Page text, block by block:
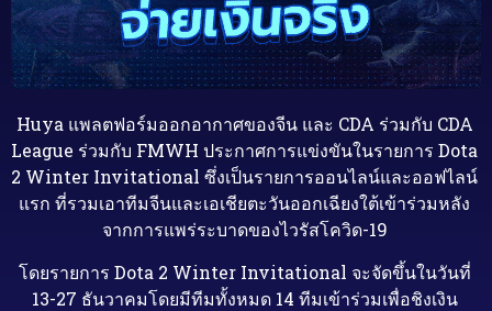
Huya แพลตฟอร์มออกอากาศของจีน และ CDA ร่วมกับ CDA
League ร่วมกับ FMWH ประกาศการแข่งขันในรายการ Dota
2 Winter Invitational ซึ่งเป็นรายการออนไลน์และออฟไลน์
แรก ที่รวมเอาทีมจีนและเอเชียตะวันออกเฉียงใต้เข้าร่วมหลัง
จากการแพร่ระบาดของไวรัสโควิด-19
โดยรายการ Dota 2 Winter Invitational จะจัดขึ้นในวันที่
13-27 ธันวาคมโดยมีทีมทั้งหมด 14 ทีมเข้าร่วมเพื่อชิงเงิน